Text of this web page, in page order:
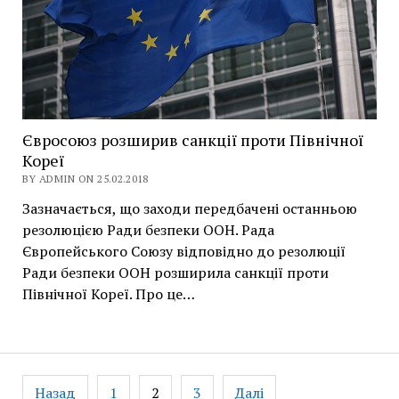
Євросоюз розширив санкції проти Північної
Кореї
BY ADMIN ON 25.02.2018
Зазначається, що заходи передбачені останньою
резолюцією Ради безпеки ООН. Рада
Європейського Союзу відповідно до резолюції
Ради безпеки ООН розширила санкції проти
Північної Кореї. Про це…
Навігація
Назад 1 2 3 Далі